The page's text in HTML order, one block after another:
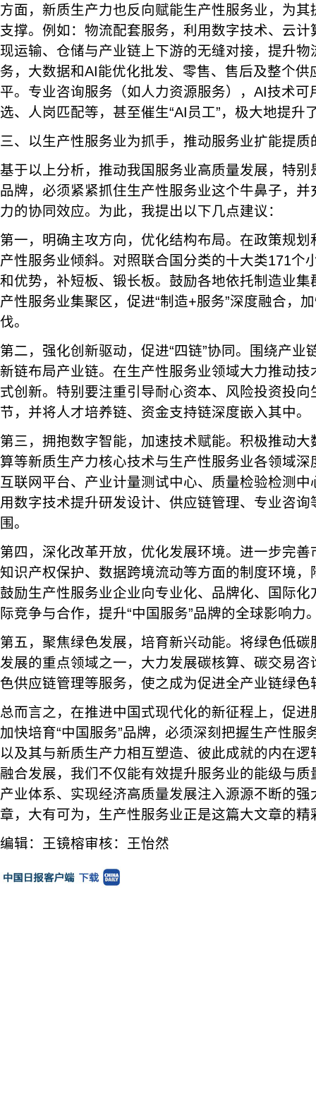
方面，新质生产力也反向赋能生产性服务业，为
支撑。例如：物流配套服务，利用数字技术、云
现运输、仓储与产业链上下游的无缝对接，提升
务，大数据和AI能优化批发、零售、售后及整个供
平。专业咨询服务（如人力资源服务），AI技术可
选、人岗匹配等，甚至催生“AI员工”，极大地提升
三、以生产性服务业为抓手，推动服务业扩能提质
基于以上分析，推动我国服务业高质量发展，特别
品牌，必须紧紧抓住生产性服务业这个牛鼻子，
力的协同效应。为此，我提出以下几点建议：
第一，明确主攻方向，优化结构布局。在政策规
产性服务业倾斜。对照联合国分类的十大类171个
和优势，补短板、锻长板。鼓励各地依托制造业
产性服务业集聚区，促进“制造+服务”深度融合，
伐。
第二，强化创新驱动，促进“四链”协同。围绕产业
新链布局产业链。在生产性服务业领域大力推动
式创新。特别要注重引导耐心资本、风险投资投
节，并将人才培养链、资金支持链深度嵌入其中。
第三，拥抱数字智能，加速技术赋能。积极推动
算等新质生产力核心技术与生产性服务业各领域
互联网平台、产业计量测试中心、质量检验检测
用数字技术提升研发设计、供应链管理、专业咨
围。
第四，深化改革开放，优化发展环境。进一步完
知识产权保护、数据跨境流动等方面的制度环境
鼓励生产性服务业企业向专业化、品牌化、国际
际竞争与合作，提升“中国服务”品牌的全球影响力
第五，聚焦绿色发展，培育新兴动能。将绿色低
发展的重点领域之一，大力发展碳核算、碳交易
色供应链管理等服务，使之成为促进全产业链绿
总而言之，在推进中国式现代化的新征程上，促
加快培育“中国服务”品牌，必须深刻把握生产性服
以及其与新质生产力相互塑造、彼此成就的内在
融合发展，我们不仅能有效提升服务业的能级与
产业体系、实现经济高质量发展注入源源不断的
章，大有可为，生产性服务业正是这篇大文章的精
编辑：王镜榕审核：王怡然